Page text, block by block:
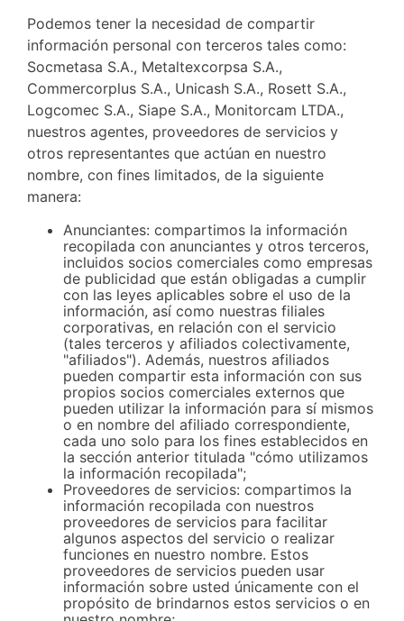
Podemos tener la necesidad de compartir
información personal con terceros tales como:
Socmetasa S.A., Metaltexcorpsa S.A.,
Commercorplus S.A., Unicash S.A., Rosett S.A.,
Logcomec S.A., Siape S.A., Monitorcam LTDA.,
nuestros agentes, proveedores de servicios y
otros representantes que actúan en nuestro
nombre, con fines limitados, de la siguiente
manera:
Anunciantes: compartimos la información
recopilada con anunciantes y otros terceros,
incluidos socios comerciales como empresas
de publicidad que están obligadas a cumplir
con las leyes aplicables sobre el uso de la
información, así como nuestras filiales
corporativas, en relación con el servicio
(tales terceros y afiliados colectivamente,
"afiliados"). Además, nuestros afiliados
pueden compartir esta información con sus
propios socios comerciales externos que
pueden utilizar la información para sí mismos
o en nombre del afiliado correspondiente,
cada uno solo para los fines establecidos en
la sección anterior titulada "cómo utilizamos
la información recopilada";
Proveedores de servicios: compartimos la
información recopilada con nuestros
proveedores de servicios para facilitar
algunos aspectos del servicio o realizar
funciones en nuestro nombre. Estos
proveedores de servicios pueden usar
información sobre usted únicamente con el
propósito de brindarnos estos servicios o en